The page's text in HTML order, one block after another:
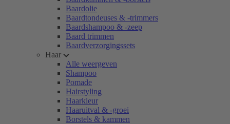
Baardolie
Baardtondeuses & -trimmers
Baardshampoo & -zeep
Baard trimmen
Baardverzorgingssets
Haar
Alle weergeven
Shampoo
Pomade
Hairstyling
Haarkleur
Haaruitval & -groei
Borstels & kammen